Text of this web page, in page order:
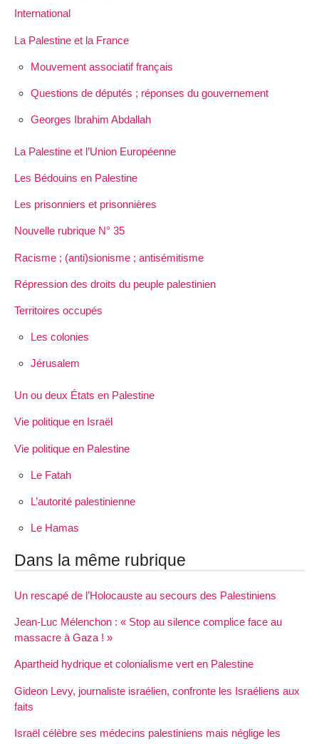
International
La Palestine et la France
Mouvement associatif français
Questions de députés ; réponses du gouvernement
Georges Ibrahim Abdallah
La Palestine et l’Union Européenne
Les Bédouins en Palestine
Les prisonniers et prisonnières
Nouvelle rubrique N° 35
Racisme ; (anti)sionisme ; antisémitisme
Répression des droits du peuple palestinien
Territoires occupés
Les colonies
Jérusalem
Un ou deux États en Palestine
Vie politique en Israël
Vie politique en Palestine
Le Fatah
L’autorité palestinienne
Le Hamas
Dans la même rubrique
Un rescapé de l’Holocauste au secours des Palestiniens
Jean-Luc Mélenchon : « Stop au silence complice face au
massacre à Gaza ! »
Apartheid hydrique et colonialisme vert en Palestine
Gideon Levy, journaliste israélien, confronte les Israéliens aux
faits
Israël célèbre ses médecins palestiniens mais néglige les